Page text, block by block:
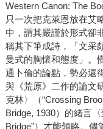
Western Canon: The
只一次把克萊恩放在艾
中，謂其嚴謹於形式卻
稱其下筆成詩，「文采
曼式的胸懷和態度」。
通卜倫的論點，勢必還
與《荒原》二作的論文
克林〉（“Crossing
Bridge, 1930）的緒言
Bridge”）才能領略。